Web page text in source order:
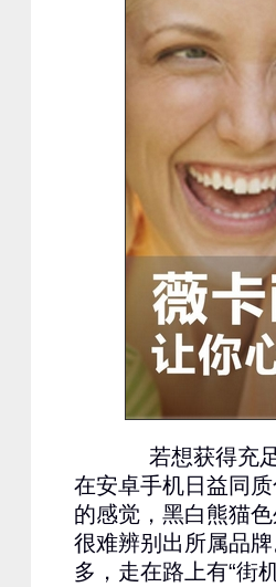
若想获得充足
在安卓手机日益同
的感觉，黑白熊猫
很难辨别出所属品
多，走在路上有“街